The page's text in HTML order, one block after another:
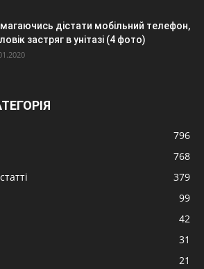
дістати мобільний телефон,
застряг в унітазі (4 фото)
796
768
379
99
42
31
21